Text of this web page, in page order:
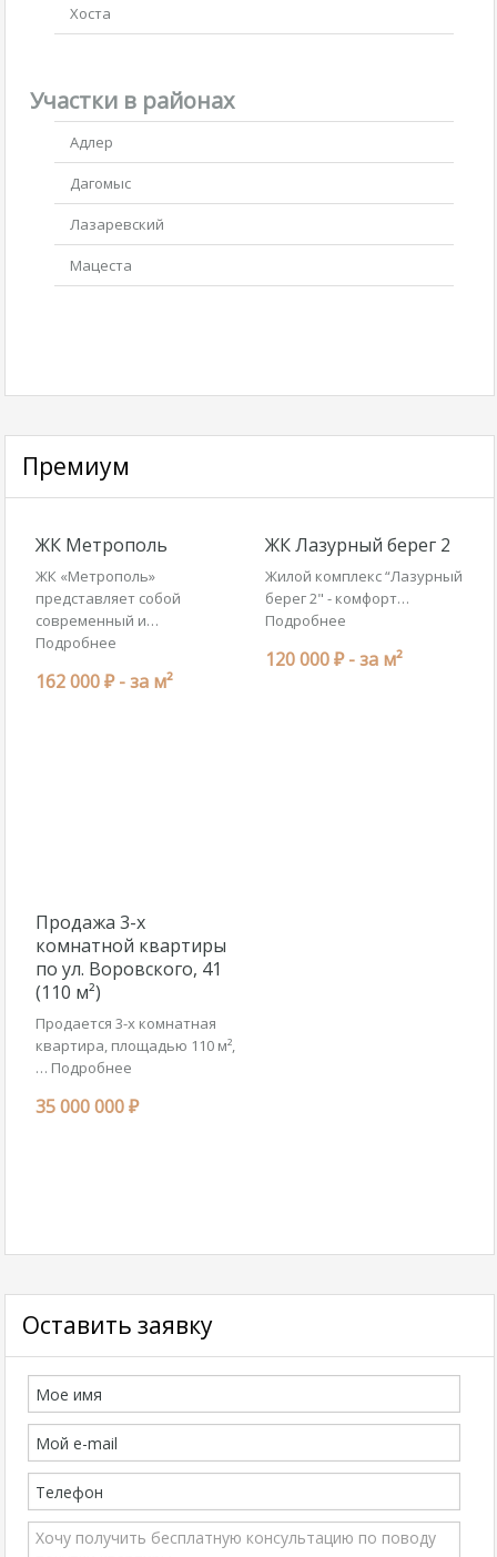
Хоста
Участки в районах
Адлер
Дагомыс
Лазаревский
Мацеста
Премиум
ЖК Метрополь
ЖК «Метрополь»
представляет собой
современный и…
Подробнее
162 000 ₽ -за м²
ЖК Лазурный берег 2
Жилой комплекс “Лазурный
берег 2" - комфорт…
Подробнее
120 000 ₽ -за м²
Продажа 3-х
комнатной квартиры
по ул. Воровского, 41
(110 м²)
Продается 3-х комнатная
квартира, площадью 110 м²,
… Подробнее
35 000 000 ₽
Оставить заявку